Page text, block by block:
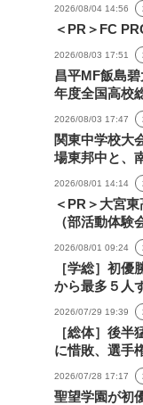
2026/08/04 14:56
＜PR＞FC
2026/08/03 17:51
昌平MF飯島
年度全国高校
2026/08/03 17:47
関東中学校大
場東邦中と、
2026/08/01 14:14
＜PR＞大宮
（部活動体験
2026/08/01 09:24
［学総］初
から最多５人
2026/07/29 19:39
［総体］後
に惜敗、選手
2026/07/28 17:17
聖望学園が初